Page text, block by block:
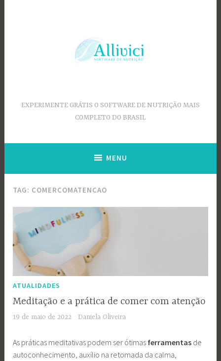
EXPERIMENTE GRÁTIS O SOFTWARE DE NUTRIÇÃO MAIS
COMPLETO DO BRASIL
MENU
TAG: COMERCOMATENCAO
ATUALIDADES
Meditação e a prática de comer com atenção
19 de maio de 2022 Daniela Oliveira
As práticas meditativas podem ser ótimas ferramentas de
autoconhecimento, auxílio na retomada da calma,